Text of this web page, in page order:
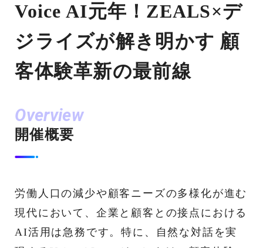
Voice AI元年！ZEALS×デ
ジライズが解き明かす 顧
客体験革新の最前線
Overview
開催概要
労働人口の減少や顧客ニーズの多様化が進む
現代において、企業と顧客との接点における
AI活用は急務です。特に、自然な対話を実